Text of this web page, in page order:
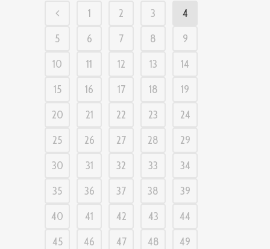
1 2 3
4
5
6 7 8
9
10
11 12 13
14
15
16 17 18
19
20
21 22 23
24
25
26 27 28
29
30
31 32 33
34
35
36 37 38
39
40
41 42 43
44
45
46 47 48
49